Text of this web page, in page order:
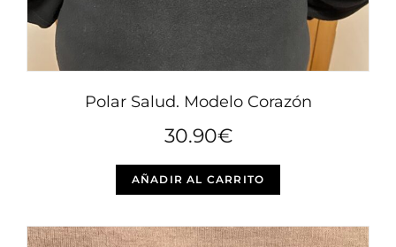
producto
Polar Salud. Modelo Corazón
30.90€
AÑADIR AL CARRITO
Este
múltiples